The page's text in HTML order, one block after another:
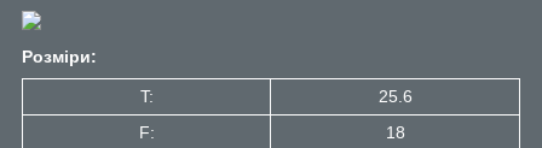
Розміри:
T:
25.6
F:
18